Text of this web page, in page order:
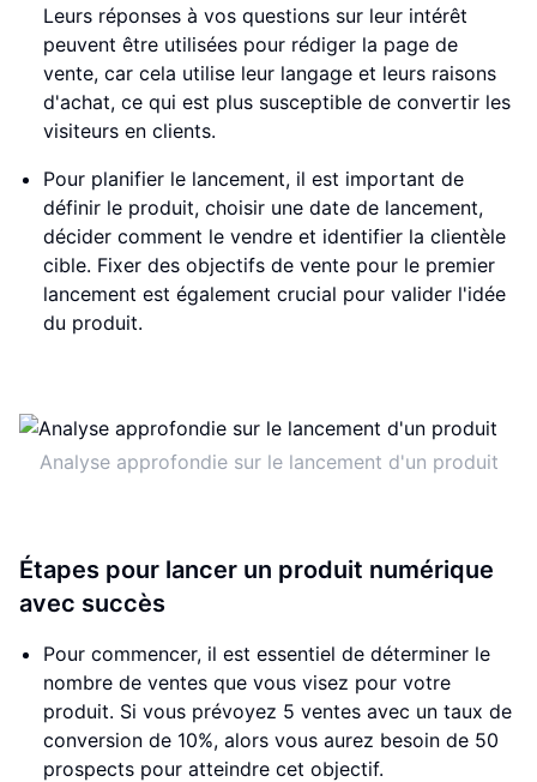
Leurs réponses à vos questions sur leur intérêt
peuvent être utilisées pour rédiger la page de
vente, car cela utilise leur langage et leurs raisons
d'achat, ce qui est plus susceptible de convertir les
visiteurs en clients.
Pour planifier le lancement, il est important de
définir le produit, choisir une date de lancement,
décider comment le vendre et identifier la clientèle
cible. Fixer des objectifs de vente pour le premier
lancement est également crucial pour valider l'idée
du produit.
Analyse approfondie sur le lancement d'un produit
Étapes pour lancer un produit numérique
avec succès
Pour commencer, il est essentiel de déterminer le
nombre de ventes que vous visez pour votre
produit. Si vous prévoyez 5 ventes avec un taux de
conversion de 10%, alors vous aurez besoin de 50
prospects pour atteindre cet objectif.